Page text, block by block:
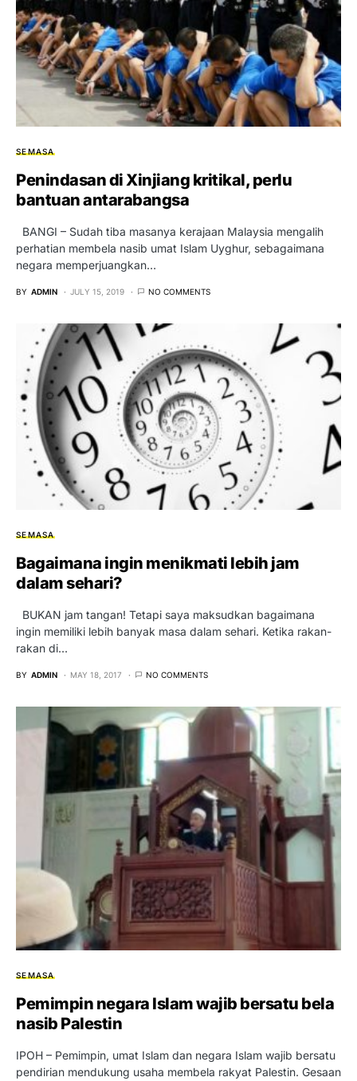
SEMASA
Penindasan di Xinjiang kritikal, perlu
bantuan antarabangsa
BANGI – Sudah tiba masanya kerajaan Malaysia mengalih
perhatian membela nasib umat Islam Uyghur, sebagaimana
negara memperjuangkan…
BY ADMIN JULY 15, 2019 NO COMMENTS
SEMASA
Bagaimana ingin menikmati lebih jam
dalam sehari?
BUKAN jam tangan! Tetapi saya maksudkan bagaimana
ingin memiliki lebih banyak masa dalam sehari. Ketika rakan-
rakan di…
BY ADMIN MAY 18, 2017 NO COMMENTS
SEMASA
Pemimpin negara Islam wajib bersatu bela
nasib Palestin
IPOH – Pemimpin, umat Islam dan negara Islam wajib bersatu
pendirian mendukung usaha membela rakyat Palestin. Gesaan